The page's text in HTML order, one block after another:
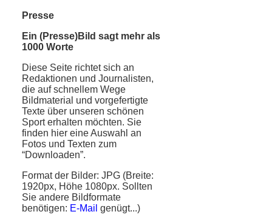
Presse
Ein (Presse)Bild sagt mehr als
1000 Worte
Diese Seite richtet sich an
Redaktionen und Journalisten,
die auf schnellem Wege
Bildmaterial und vorgefertigte
Texte über unseren schönen
Sport erhalten möchten. Sie
finden hier eine Auswahl an
Fotos und Texten zum
“Downloaden”.
Format der Bilder: JPG (Breite:
1920px, Höhe 1080px. Sollten
Sie andere Bildformate
benötigen: E-Mail genügt...)